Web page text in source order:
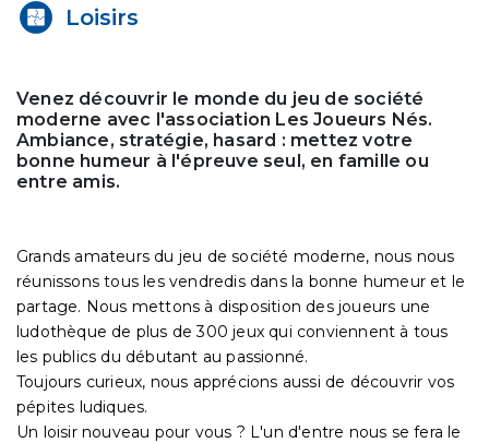
Loisirs
Venez découvrir le monde du jeu de société
moderne avec l'association Les Joueurs Nés.
Ambiance, stratégie, hasard : mettez votre
bonne humeur à l'épreuve seul, en famille ou
entre amis.
Grands amateurs du jeu de société moderne, nous nous
réunissons tous les vendredis dans la bonne humeur et le
partage. Nous mettons à disposition des joueurs une
ludothèque de plus de 300 jeux qui conviennent à tous
les publics du débutant au passionné.
Toujours curieux, nous apprécions aussi de découvrir vos
pépites ludiques.
Un loisir nouveau pour vous ? L'un d'entre nous se fera le